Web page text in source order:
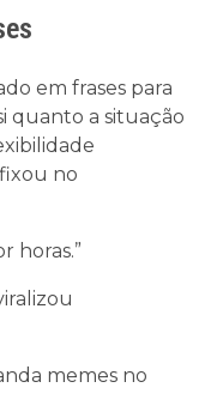
em frases para
quanto a situação
no
horas.”
memes no